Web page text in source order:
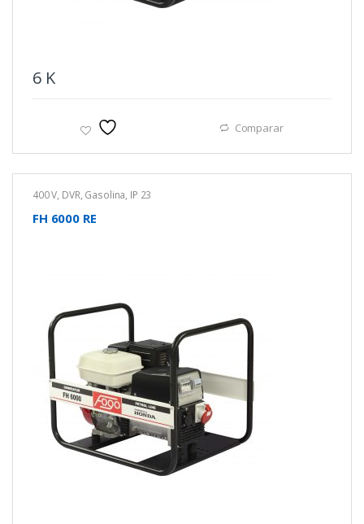
6 K
Comparar
400 V, DVR, Gasolina, IP 23
FH 6000 RE